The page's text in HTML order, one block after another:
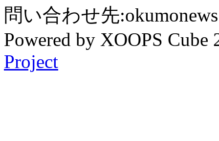
問い合わせ先
Powered by XOOPS
Project